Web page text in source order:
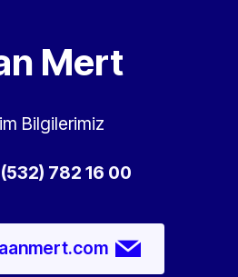
Mert
Bilgilerimiz
782 16 00